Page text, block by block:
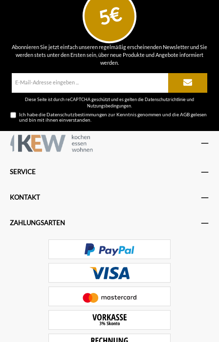
5€
Abonnieren Sie jetzt einfach unseren regelmäßig erscheinenden Newsletter und Sie
werden stets unter den Ersten sein, über neue Produkte und Angebote informiert
werden.
Diese Seite ist durch reCAPTCHA geschützt und es gelten dieDatenschutzrichtlinieund
Nutzungsbedingungen
Ich habe dieDatenschutzbestimmungen zur Kenntnis genommen und dieAGBgelesen
und bin mit ihnen einverstanden.
SERVICE
KONTAKT
ZAHLUNGSARTEN